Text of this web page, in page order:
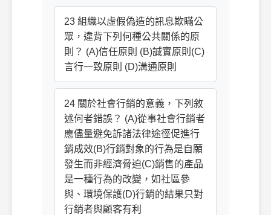
23 組織以虛假偽造的訊息欺瞞公
眾，違背下列何種公共關係的原
則？ (A)信任原則 (B)誠實原則(C)
言行一致原則 (D)溝通原則
24 關於社會行銷的意義，下列敘
述何者錯誤？ (A)從事社會行銷者
應儘量避免訴諸法律途徑促進行
銷成效(B)行銷對象的行為是自願
發生而非經濟脅迫(C)銷售的產品
是一種行為的改變，如社區參
與、環境保護(D)行銷的結果只對
行銷者與顧客有利